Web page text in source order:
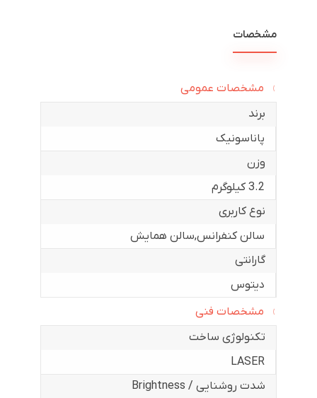
مشخصات
مشخصات عمومی
برند
پاناسونیک
وزن
3.2 کیلوگرم
نوع کاربری
سالن کنفرانس,سالن همایش
گارانتی
دیتوس
مشخصات فنی
تکنولوژی ساخت
LASER
شدت روشنایی / Brightness